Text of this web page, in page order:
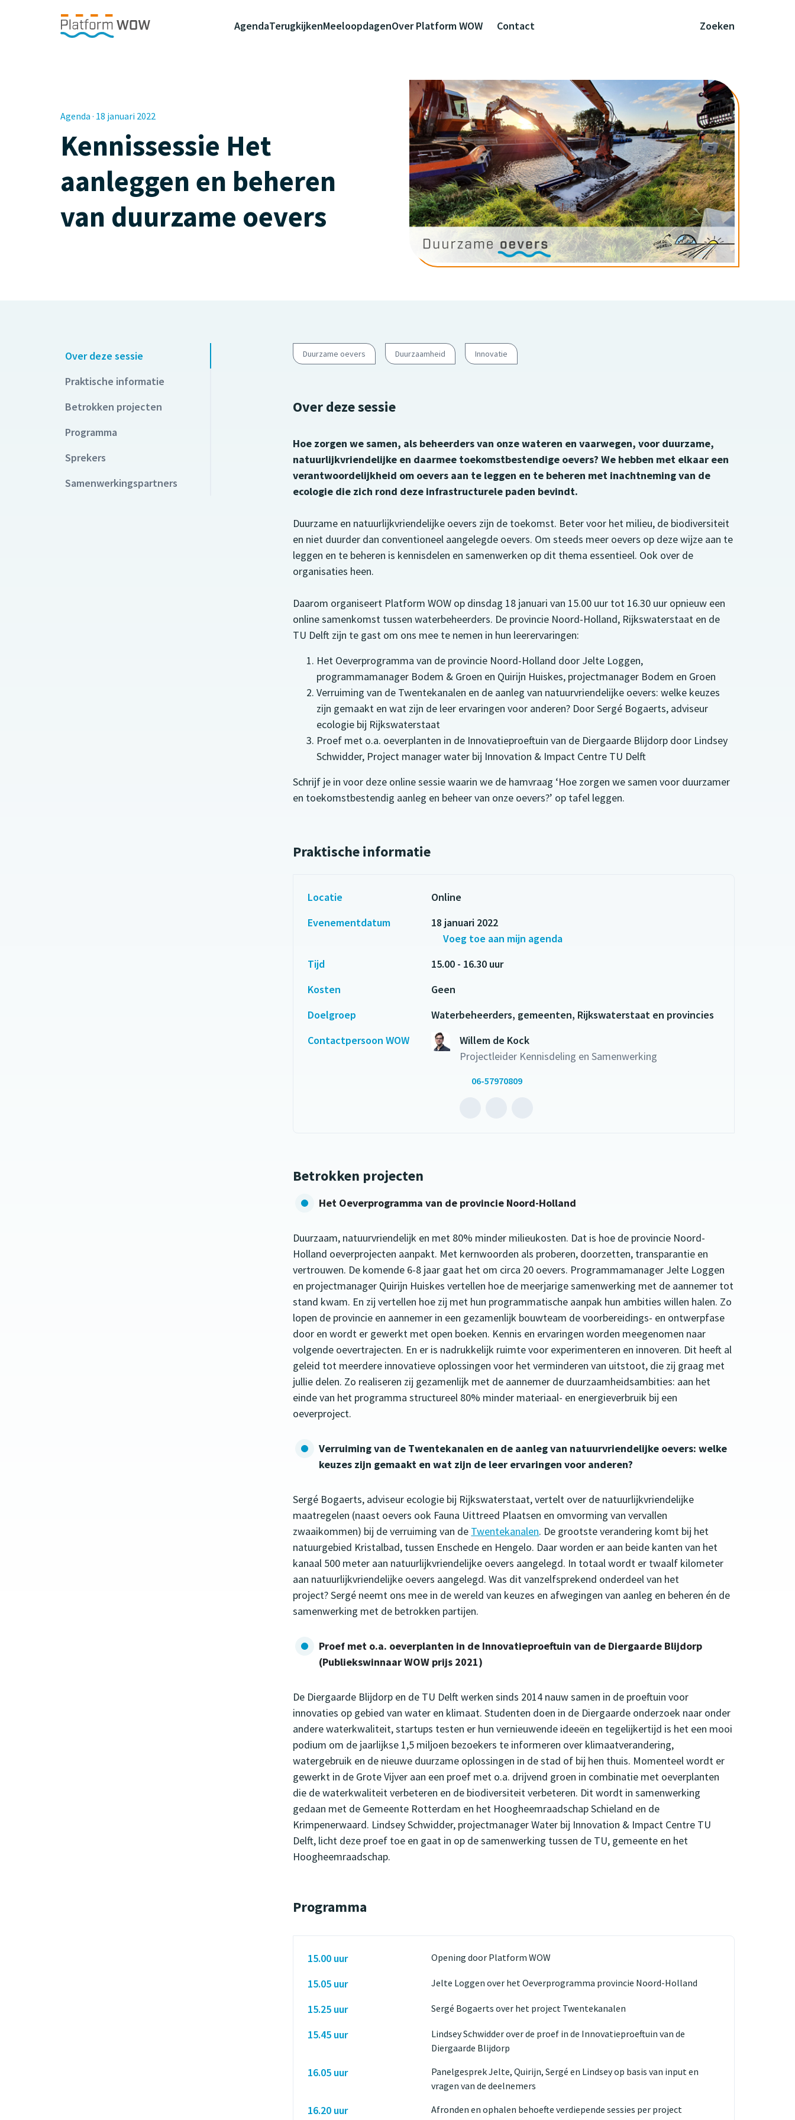
AgendaTerugkijkenMeeloopdagenOver Platform WOW Contact Zoeken
Agenda · 18 januari 2022
Kennissessie Het
aanleggen en beheren
van duurzame oevers
Over deze sessie
Praktische informatie
Betrokken projecten
Programma
Sprekers
Samenwerkingspartners
Duurzame oevers Duurzaamheid Innovatie
Over deze sessie
Hoe zorgen we samen, als beheerders van onze wateren en vaarwegen, voor duurzame,
natuurlijkvriendelijke en daarmee toekomstbestendige oevers? We hebben met elkaar een
verantwoordelijkheid om oevers aan te leggen en te beheren met inachtneming van de
ecologie die zich rond deze infrastructurele paden bevindt.
Duurzame en natuurlijkvriendelijke oevers zijn de toekomst. Beter voor het milieu, de biodiversiteit
en niet duurder dan conventioneel aangelegde oevers. Om steeds meer oevers op deze wijze aan te
leggen en te beheren is kennisdelen en samenwerken op dit thema essentieel. Ook over de
organisaties heen.
Daarom organiseert Platform WOW op dinsdag 18 januari van 15.00 uur tot 16.30 uur opnieuw een
online samenkomst tussen waterbeheerders. De provincie Noord-Holland, Rijkswaterstaat en de
TU Delft zijn te gast om ons mee te nemen in hun leerervaringen:
Het Oeverprogramma van de provincie Noord-Holland door Jelte Loggen,
programmamanager Bodem & Groen en Quirijn Huiskes, projectmanager Bodem en Groen
Verruiming van de Twentekanalen en de aanleg van natuurvriendelijke oevers: welke keuzes
zijn gemaakt en wat zijn de leer ervaringen voor anderen? Door Sergé Bogaerts, adviseur
ecologie bij Rijkswaterstaat
Proef met o.a. oeverplanten in de Innovatieproeftuin van de Diergaarde Blijdorp door Lindsey
Schwidder, Project manager water bij Innovation & Impact Centre TU Delft
Schrijf je in voor deze online sessie waarin we de hamvraag ‘Hoe zorgen we samen voor duurzamer
en toekomstbestendig aanleg en beheer van onze oevers?’ op tafel leggen.
Praktische informatie
Locatie
Online
Evenementdatum
18 januari 2022
Voeg toe aan mijn agenda
Tijd
15.00 - 16.30 uur
Kosten
Geen
Doelgroep
Waterbeheerders, gemeenten, Rijkswaterstaat en provincies
Contactpersoon WOW
Willem de Kock
Projectleider Kennisdeling en Samenwerking
06-57970809
externeexterne
Betrokken projecten
Het Oeverprogramma van de provincie Noord-Holland
Duurzaam, natuurvriendelijk en met 80% minder milieukosten. Dat is hoe de provincie Noord-
Holland oeverprojecten aanpakt. Met kernwoorden als proberen, doorzetten, transparantie en
vertrouwen. De komende 6-8 jaar gaat het om circa 20 oevers. Programmamanager Jelte Loggen
en projectmanager Quirijn Huiskes vertellen hoe de meerjarige samenwerking met de aannemer tot
stand kwam. En zij vertellen hoe zij met hun programmatische aanpak hun ambities willen halen. Zo
lopen de provincie en aannemer in een gezamenlijk bouwteam de voorbereidings- en ontwerpfase
door en wordt er gewerkt met open boeken. Kennis en ervaringen worden meegenomen naar
volgende oevertrajecten. En er is nadrukkelijk ruimte voor experimenteren en innoveren. Dit heeft al
geleid tot meerdere innovatieve oplossingen voor het verminderen van uitstoot, die zij graag met
jullie delen. Zo realiseren zij gezamenlijk met de aannemer de duurzaamheidsambities: aan het
einde van het programma structureel 80% minder materiaal- en energieverbruik bij een
oeverproject.
Verruiming van de Twentekanalen en de aanleg van natuurvriendelijke oevers: welke
keuzes zijn gemaakt en wat zijn de leer ervaringen voor anderen?
Sergé Bogaerts, adviseur ecologie bij Rijkswaterstaat, vertelt over de natuurlijkvriendelijke
maatregelen (naast oevers ook Fauna Uittreed Plaatsen en omvorming van vervallen
zwaaikommen) bij de verruiming van de Twentekanalen. De grootste verandering komt bij het
natuurgebied Kristalbad, tussen Enschede en Hengelo. Daar worden er aan beide kanten van het
kanaal 500 meter aan natuurlijkvriendelijke oevers aangelegd. In totaal wordt er twaalf kilometer
aan natuurlijkvriendelijke oevers aangelegd. Was dit vanzelfsprekend onderdeel van het
project? Sergé neemt ons mee in de wereld van keuzes en afwegingen van aanleg en beheren én de
samenwerking met de betrokken partijen.
Proef met o.a. oeverplanten in de Innovatieproeftuin van de Diergaarde Blijdorp
(Publiekswinnaar WOW prijs 2021)
De Diergaarde Blijdorp en de TU Delft werken sinds 2014 nauw samen in de proeftuin voor
innovaties op gebied van water en klimaat. Studenten doen in de Diergaarde onderzoek naar onder
andere waterkwaliteit, startups testen er hun vernieuwende ideeën en tegelijkertijd is het een mooi
podium om de jaarlijkse 1,5 miljoen bezoekers te informeren over klimaatverandering,
watergebruik en de nieuwe duurzame oplossingen in de stad of bij hen thuis. Momenteel wordt er
gewerkt in de Grote Vijver aan een proef met o.a. drijvend groen in combinatie met oeverplanten
die de waterkwaliteit verbeteren en de biodiversiteit verbeteren. Dit wordt in samenwerking
gedaan met de Gemeente Rotterdam en het Hoogheemraadschap Schieland en de
Krimpenerwaard. Lindsey Schwidder, projectmanager Water bij Innovation & Impact Centre TU
Delft, licht deze proef toe en gaat in op de samenwerking tussen de TU, gemeente en het
Hoogheemraadschap.
Programma
15.00 uur Opening door Platform WOW
15.05 uur Jelte Loggen over het Oeverprogramma provincie Noord-Holland
15.25 uur Sergé Bogaerts over het project Twentekanalen
15.45 uur
Lindsey Schwidder over de proef in de Innovatieproeftuin van de
Diergaarde Blijdorp
16.05 uur
Panelgesprek Jelte, Quirijn, Sergé en Lindsey op basis van input en
vragen van de deelnemers
16.20 uur Afronden en ophalen behoefte verdiepende sessies per project